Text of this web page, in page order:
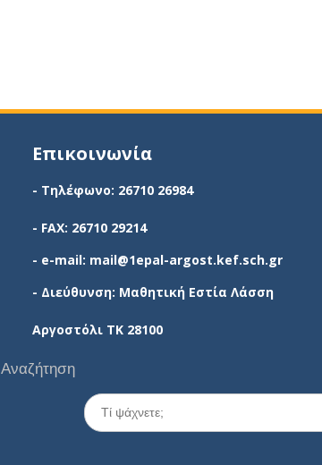
Επικοινωνία
- Τηλέφωνο: 26710 26984
- FAX: 26710 29214
- e-mail: mail@1epal-argost.kef.sch.gr
- Διεύθυνση: Μαθητική Εστία Λάσση
Αργοστόλι ΤΚ 28100
Αναζήτηση
Search
for: